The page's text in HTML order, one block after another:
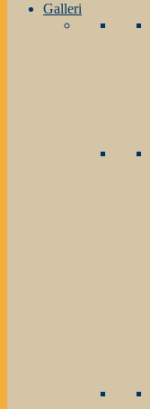
Galleri